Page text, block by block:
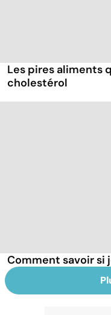
Les pires aliments
cholestérol
Comment savoir si